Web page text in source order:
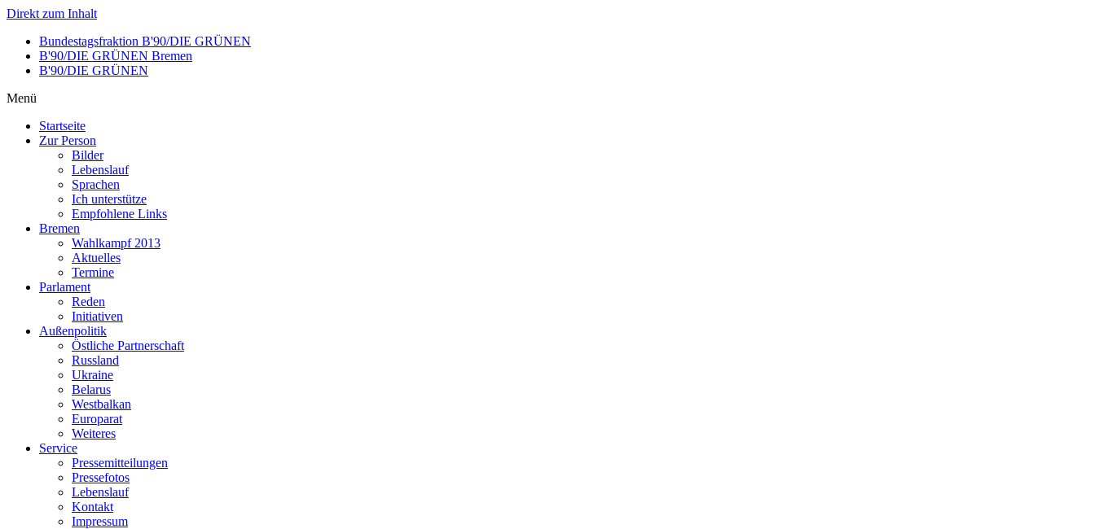
Direkt zum Inhalt
Bundestagsfraktion B'90/DIE GRÜNEN
B'90/DIE GRÜNEN Bremen
B'90/DIE GRÜNEN
Menü
Startseite
Zur Person
Bilder
Lebenslauf
Sprachen
Ich unterstütze
Empfohlene Links
Bremen
Wahlkampf 2013
Aktuelles
Termine
Parlament
Reden
Initiativen
Außenpolitik
Östliche Partnerschaft
Russland
Ukraine
Belarus
Westbalkan
Europarat
Weiteres
Service
Pressemitteilungen
Pressefotos
Lebenslauf
Kontakt
Impressum